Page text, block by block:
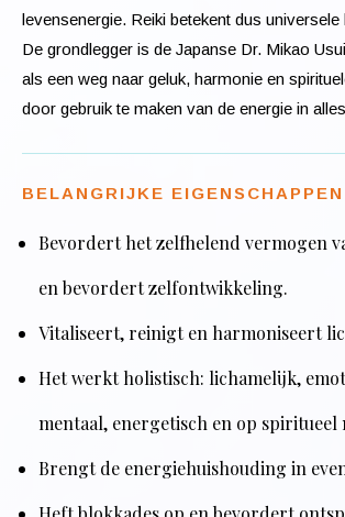
levensenergie. Reiki betekent dus
De grondlegger is de Japanse Dr. Mikao
als een weg naar geluk, harmonie en
door gebruik te maken van de energie in
BELANGRIJKE
Bevordert het zelfhelend vermogen
en bevordert zelfontwikkeling.
Vitaliseert, reinigt en harmoniseert
Het werkt holistisch: lichamelijk,
mentaal, energetisch en op spiritueel
Brengt de energiehuishouding in